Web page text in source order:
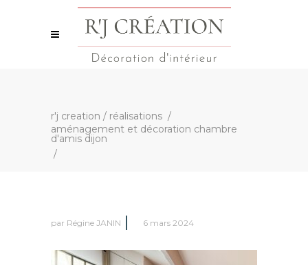
r'j creation / réalisations /
aménagement et décoration chambre
d'amis dijon
/
par Régine JANIN 6 mars 2024